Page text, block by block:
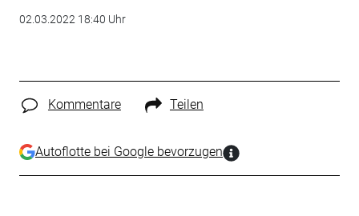
02.03.2022 18:40 Uhr
Kommentare Teilen
Autoflotte bei Google bevorzugen